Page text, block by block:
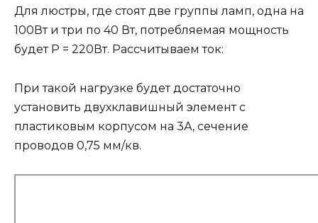
Для люстры, где стоят две группы ламп, одна на
100Вт и три по 40 Вт, потребляемая мощность
будет Р = 220Вт. Рассчитываем ток:
При такой нагрузке будет достаточно
установить двухклавишный элемент с
пластиковым корпусом на 3А, сечение
проводов 0,75 мм/кв.